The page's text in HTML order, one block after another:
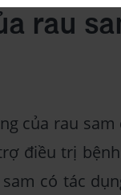
rau
của rau
điều trị
có tác